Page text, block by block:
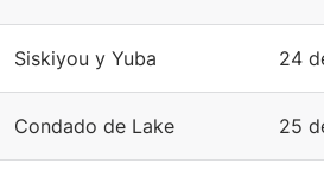
Siskiyou y Yuba 24
Condado de Lake 25